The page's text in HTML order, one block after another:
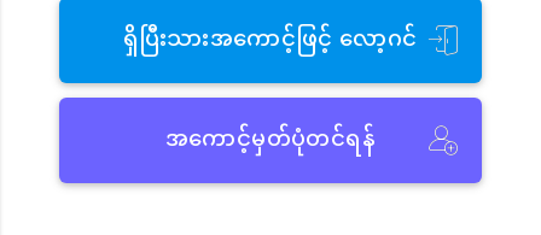
ရှိပြီးသားအကောင့်ဖြင့် လော့ဂင်
အကောင့်မှတ်ပုံတင်ရန်